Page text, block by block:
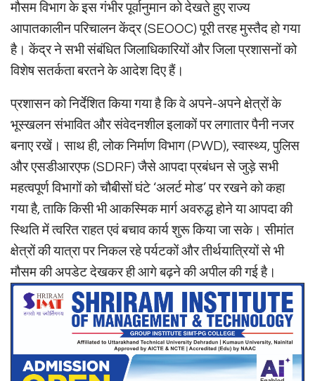
मौसम विभाग के इस गंभीर पूर्वानुमान को देखते हुए राज्य
आपातकालीन परिचालन केंद्र (SEOOC) पूरी तरह मुस्तैद हो गया
है। केंद्र ने सभी संबंधित जिलाधिकारियों और जिला प्रशासनों को
विशेष सतर्कता बरतने के आदेश दिए हैं।
प्रशासन को निर्देशित किया गया है कि वे अपने-अपने क्षेत्रों के
भूस्खलन संभावित और संवेदनशील इलाकों पर लगातार पैनी नजर
बनाए रखें। साथ ही, लोक निर्माण विभाग (PWD), स्वास्थ्य, पुलिस
और एसडीआरएफ (SDRF) जैसे आपदा प्रबंधन से जुड़े सभी
महत्वपूर्ण विभागों को चौबीसों घंटे ‘अलर्ट मोड’ पर रखने को कहा
गया है, ताकि किसी भी आकस्मिक मार्ग अवरुद्ध होने या आपदा की
स्थिति में त्वरित राहत एवं बचाव कार्य शुरू किया जा सके। सीमांत
क्षेत्रों की यात्रा पर निकल रहे पर्यटकों और तीर्थयात्रियों से भी
मौसम की अपडेट देखकर ही आगे बढ़ने की अपील की गई है।